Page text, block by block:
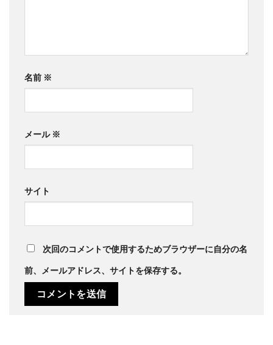
名前 ※
メール ※
サイト
次回のコメントで使用するためブラウザーに自分の名
前、メールアドレス、サイトを保存する。